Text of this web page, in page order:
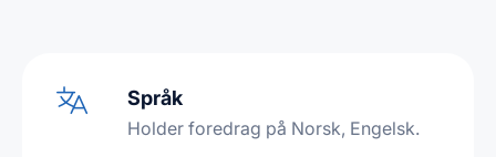
Språk
Holder foredrag på Norsk, Engelsk.